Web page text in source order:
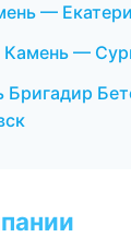
—
—
Бригадир